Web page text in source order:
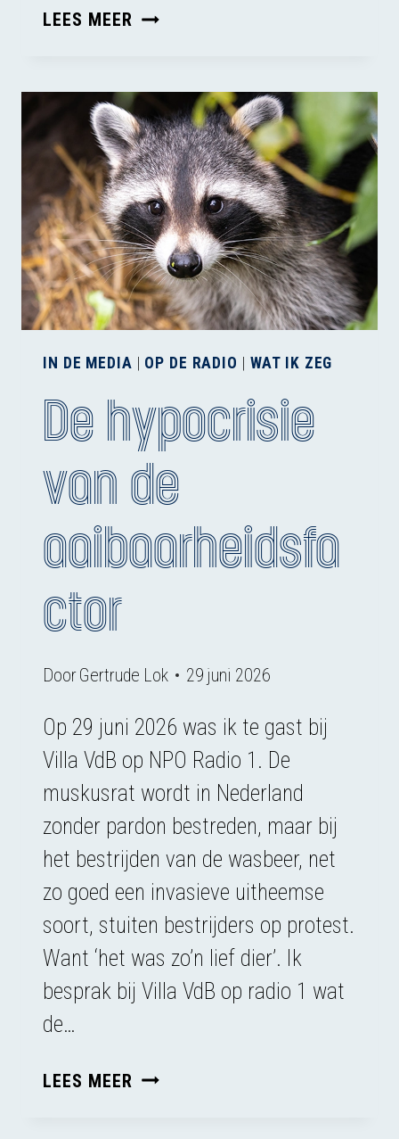
LEES MEER HAPPY
DING
IN DE MEDIA OP DE RADIO WAT IK ZEG
De hypocrisie
van de
aaibaarheidsfa
ctor
DoorGertrude Lok 29 juni 2026
Op 29 juni 2026 was ik te gast bij
Villa VdB op NPO Radio 1. De
muskusrat wordt in Nederland
zonder pardon bestreden, maar bij
het bestrijden van de wasbeer, net
zo goed een invasieve uitheemse
soort, stuiten bestrijders op protest.
Want ‘het was zo’n lief dier’. Ik
besprak bij Villa VdB op radio 1 wat
de…
LEES MEER DE